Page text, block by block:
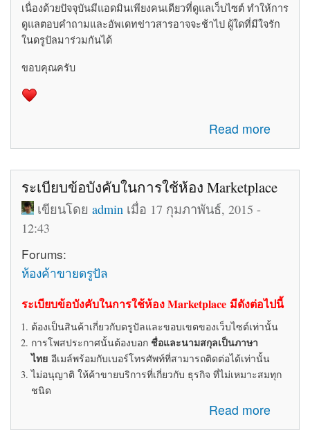
เนื่องด้วยปัจจุบันมีแอดมินเพียงคนเดียวที่ดูแลเว็บไซต์ ทำให้การ
ดูแลตอบคำถามและอัพเดทข่าวสารอาจจะช้าไป ผู้ใดที่มีใจรัก
ในดรูปัลมาร่วมกันได้
ขอบคุณครับ
Read more
about รับสมัครทีมงานอัพเดทข่าวสารเกี่ยวกับ Drupal ใน
ประเทศไทย
ระเบียบข้อบังคับในการใช้ห้อง Marketplace
เขียนโดยadmin เมื่อ 17 กุมภาพันธ์, 2015 -
12:43
Forums:
ห้องค้าขายดรูปัล
ระเบียบข้อบังคับในการใช้ห้อง Marketplace มีดังต่อไปนี้
ต้องเป็นสินค้าเกี่ยวกับดรูปัลและขอบเขตของเว็บไซต์เท่านั้น
การโพสประกาศนั้นต้องบอก ชื่อและนามสกุลเป็นภาษา
ไทย อีเมล์พร้อมกับเบอร์โทรศัพท์ที่สามารถติดต่อได้เท่านั้น
ไม่อนุญาติ ให้ค้าขายบริการที่เกี่ยวกับ ธุรกิจ ที่ไม่เหมาะสมทุก
ชนิด
Read more
about ระเบียบข้อบังคับในการใช้ห้อง Marketplace